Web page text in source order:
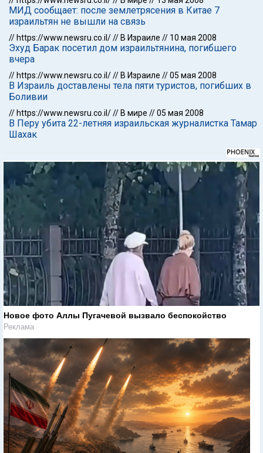
МИД сообщает: после землетрясения в Китае 7
израильтян не вышли на связь
// https://www.newsru.co.il/// В Израиле // 10 мая 2008
Эхуд Барак посетил дом израильтянина, погибшего
вчера
// https://www.newsru.co.il/// В Израиле //05 мая 2008
В Израиль доставлены тела пяти туристов, погибших в
Боливии
// https://www.newsru.co.il/// В мире //05 мая 2008
В Перу убита 22-летняя израильская журналистка Тамар
Шахак
Новое фото Аллы Пугачевой вызвало беспокойство
Реклама